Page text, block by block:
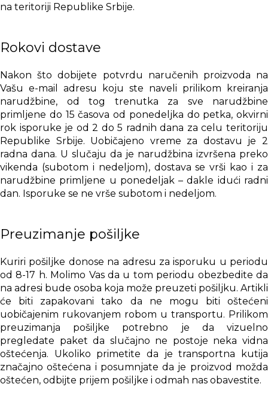
na teritoriji Republike Srbije.
Rokovi dostave
Nakon što dobijete potvrdu naručenih proizvoda na
Vašu e-mail adresu koju ste naveli prilikom kreiranja
narudžbine, od tog trenutka za sve narudžbine
primljene do 15 časova od ponedeljka do petka, okvirni
rok isporuke je od 2 do 5 radnih dana za celu teritoriju
Republike Srbije. Uobičajeno vreme za dostavu je 2
radna dana. U slučaju da je narudžbina izvršena preko
vikenda (subotom i nedeljom), dostava se vrši kao i za
narudžbine primljene u ponedeljak – dakle idući radni
dan. Isporuke se ne vrše subotom i nedeljom.
Preuzimanje pošiljke
Kuriri pošiljke donose na adresu za isporuku u periodu
od 8-17 h. Molimo Vas da u tom periodu obezbedite da
na adresi bude osoba koja može preuzeti pošiljku. Artikli
će biti zapakovani tako da ne mogu biti oštećeni
uobičajenim rukovanjem robom u transportu. Prilikom
preuzimanja pošiljke potrebno je da vizuelno
pregledate paket da slučajno ne postoje neka vidna
oštećenja. Ukoliko primetite da je transportna kutija
značajno oštećena i posumnjate da je proizvod možda
oštećen, odbijte prijem pošiljke i odmah nas obavestite.